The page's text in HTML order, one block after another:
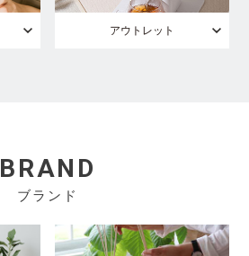
アウトレット
BRAND
ブランド